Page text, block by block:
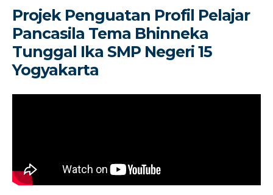
Projek Penguatan Profil Pelajar
Pancasila Tema Bhinneka
Tunggal Ika SMP Negeri 15
Yogyakarta